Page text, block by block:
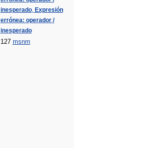
inesperado, Expresión
errónea: operador /
inesperado
127 msnm